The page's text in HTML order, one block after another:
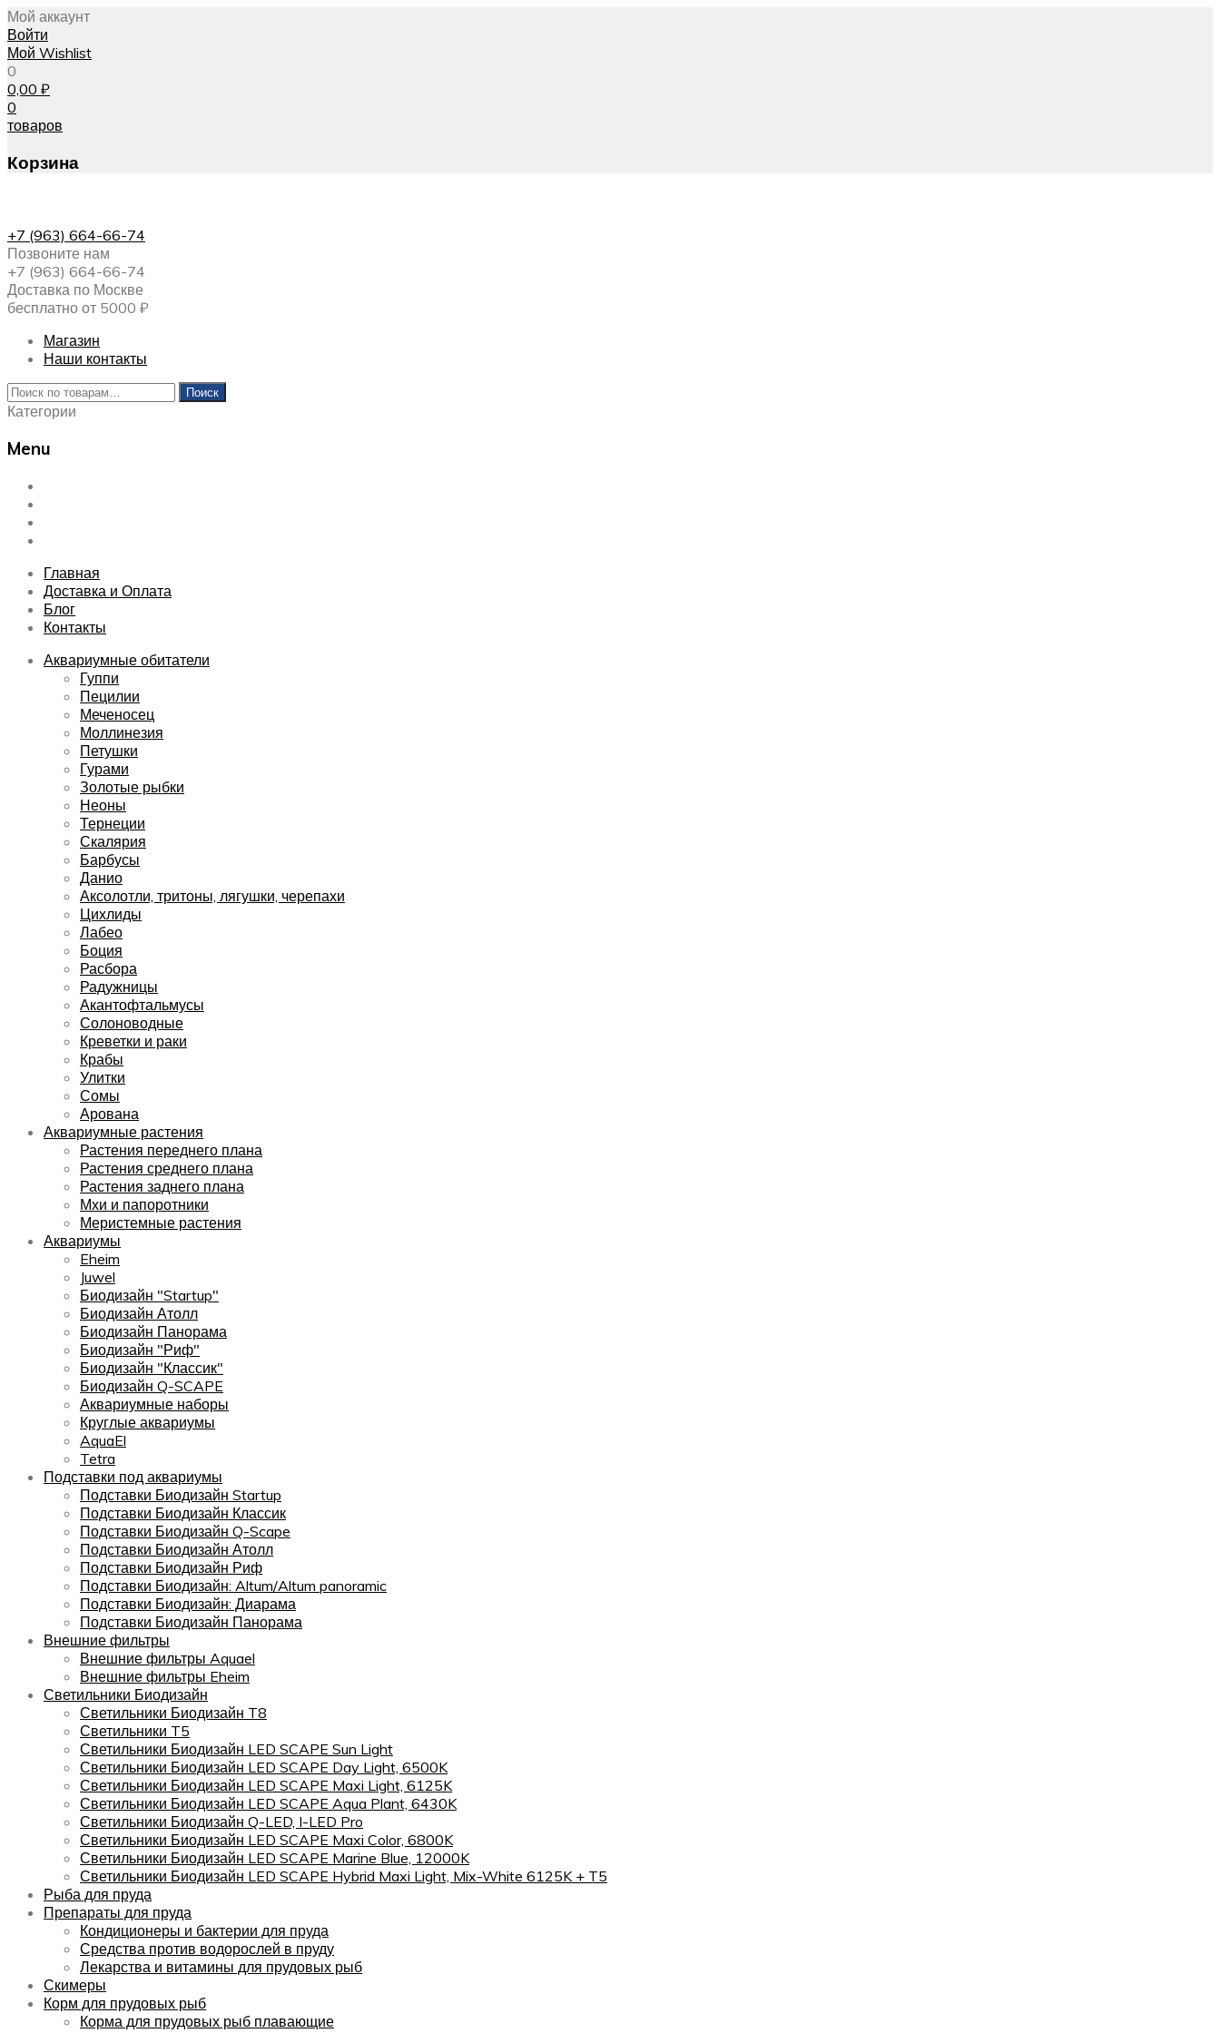
Мой аккаунт
Войти
Мой Wishlist
0
0,00 ₽
0
товаров
Корзина
+7 (963) 664-66-74
Позвоните нам
+7 (963) 664-66-74
Доставка по Москве
бесплатно от 5000 ₽
Магазин
Наши контакты
Искать:
Поиск
Категории
Menu
Skip
content
Главная
Доставка и Оплата
Блог
Контакты
Аквариумные обитатели
Гуппи
Пецилии
Меченосец
Моллинезия
Петушки
Гурами
Золотые рыбки
Неоны
Тернеции
Скалярия
Барбусы
Данио
Аксолотли, тритоны, лягушки, черепахи
Цихлиды
Лабео
Боция
Расбора
Радужницы
Акантофтальмусы
Солоноводные
Креветки и раки
Крабы
Улитки
Сомы
Арована
Аквариумные растения
Растения переднего плана
Растения среднего плана
Растения заднего плана
Мхи и папоротники
Меристемные растения
Аквариумы
Eheim
Juwel
Биодизайн "Startup"
Биодизайн Атолл
Биодизайн Панорама
Биодизайн "Риф"
Биодизайн "Классик"
Биодизайн Q-SCAPE
Аквариумные наборы
Круглые аквариумы
AquaEl
Tetra
Подставки под аквариумы
Подставки Биодизайн Startup
Подставки Биодизайн Классик
Подставки Биодизайн Q-Scape
Подставки Биодизайн Атолл
Подставки Биодизайн Риф
Подставки Биодизайн: Altum/Altum panoramic
Подставки Биодизайн: Диарама
Подставки Биодизайн Панорама
Внешние фильтры
Внешние фильтры Aquael
Внешние фильтры Eheim
Светильники Биодизайн
Светильники Биодизайн T8
Светильники T5
Светильники Биодизайн LED SCAPE Sun Light
Светильники Биодизайн LED SCAPE Day Light, 6500K
Светильники Биодизайн LED SCAPE Maxi Light, 6125K
Светильники Биодизайн LED SCAPE Aqua Plant, 6430K
Светильники Биодизайн Q-LED, I-LED Pro
Светильники Биодизайн LED SCAPE Maxi Color, 6800K
Светильники Биодизайн LED SCAPE Marine Blue, 12000K
Светильники Биодизайн LED SCAPE Hybrid Maxi Light, Mix-White 6125K + T5
Рыба для пруда
Препараты для пруда
Кондиционеры и бактерии для пруда
Средства против водорослей в пруду
Лекарства и витамины для прудовых рыб
Скимеры
Корм для прудовых рыб
Корма для прудовых рыб плавающие